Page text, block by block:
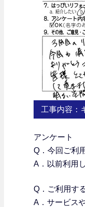
工事内容：
アンケート
Q．今回ご利
A．以前利用
Q． ご利用す
A．サービス